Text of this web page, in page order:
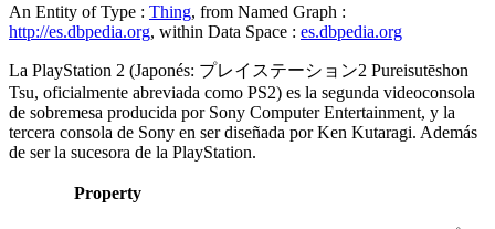
An Entity of Type : Thing, from Named Graph :
http://es.dbpedia.org, within Data Space : es.dbpedia.org
La PlayStation 2 (Japonés: プレイステーション2 Pureisutēshon
Tsu, oficialmente abreviada como PS2) es la segunda videoconsola
de sobremesa producida por Sony Computer Entertainment, y la
tercera consola de Sony en ser diseñada por Ken Kutaragi. Además
de ser la sucesora de la PlayStation.
Property